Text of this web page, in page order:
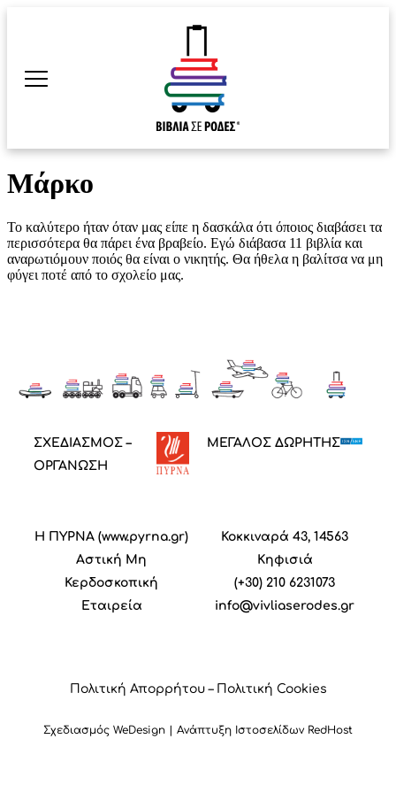
Μάρκο
Το καλύτερο ήταν όταν μας είπε η δασκάλα ότι όποιος διαβάσει τα
περισσότερα θα πάρει ένα βραβείο. Εγώ διάβασα 11 βιβλία και
αναρωτιόμουν ποιός θα είναι ο νικητής. Θα ήθελα η βαλίτσα να μη
φύγει ποτέ από το σχολείο μας.
Η ΠΥΡΝΑ (www.pyrna.gr)
Αστική Mη
Κερδοσκοπική
Εταιρεία
Κοκκιναρά 43, 14563
Κηφισιά
(+30) 210 6231073
info@vivliaserodes.gr
ΣΧΕΔΙΑΣΜΟΣ –
ΟΡΓΑΝΩΣΗ
ΜΕΓΑΛΟΣ ΔΩΡΗΤΗΣ
Πολιτική Απορρήτου– Πολιτική Cookies
Σχεδιασμός WeDesign | Ανάπτυξη Ιστοσελίδων RedHost